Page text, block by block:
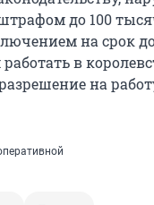
до 100
на срок
в
на